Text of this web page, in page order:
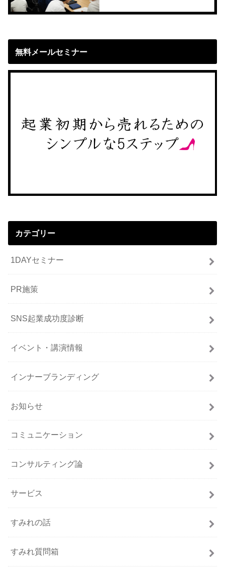
無料メールセミナー
カテゴリー
1DAYセミナー
PR施策
SNS起業成功度診断
イベント・講演情報
インナーブランディング
お知らせ
コミュニケーション
コンサルティング論
サービス
すみれの話
すみれ質問箱